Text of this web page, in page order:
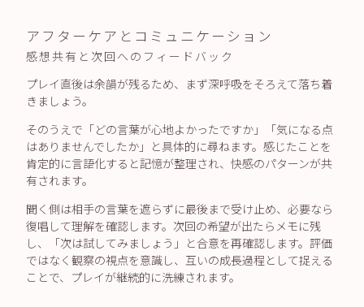
アフターケアとコミュニケーション
感想共有と次回へのフィードバック
プレイ直後は余韻が残るため、まず深呼吸をそろえて落ち着
きましょう。
そのうえで「どの言葉が心地よかったですか」「気になる点
はありませんでしたか」と具体的に尋ねます。感じたことを
肯定的に言語化すると記憶が整理され、快感のパターンが共
有されます。
聞く側は相手の言葉を遮らずに最後まで受け止め、必要なら
復唱して理解を確認します。次回の希望が出たらメモに残
し、「次は試してみましょう」と合意を再確認します。評価
ではなく観察の視点を意識し、互いの成長過程として捉える
ことで、プレイが継続的に洗練されます。